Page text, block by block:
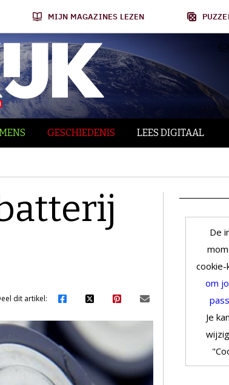
MIJN MAGAZINES LEZEN
GESCHIEDENIS LEES DIGITAAL
dit artikel:
De
om
Je